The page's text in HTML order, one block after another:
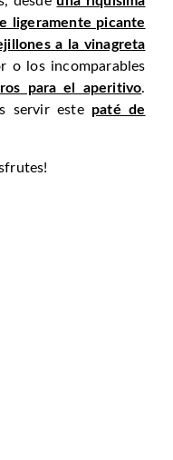
ligeramente picante
a la vinagreta
o los incomparables
para el aperitivo.
servir este paté de